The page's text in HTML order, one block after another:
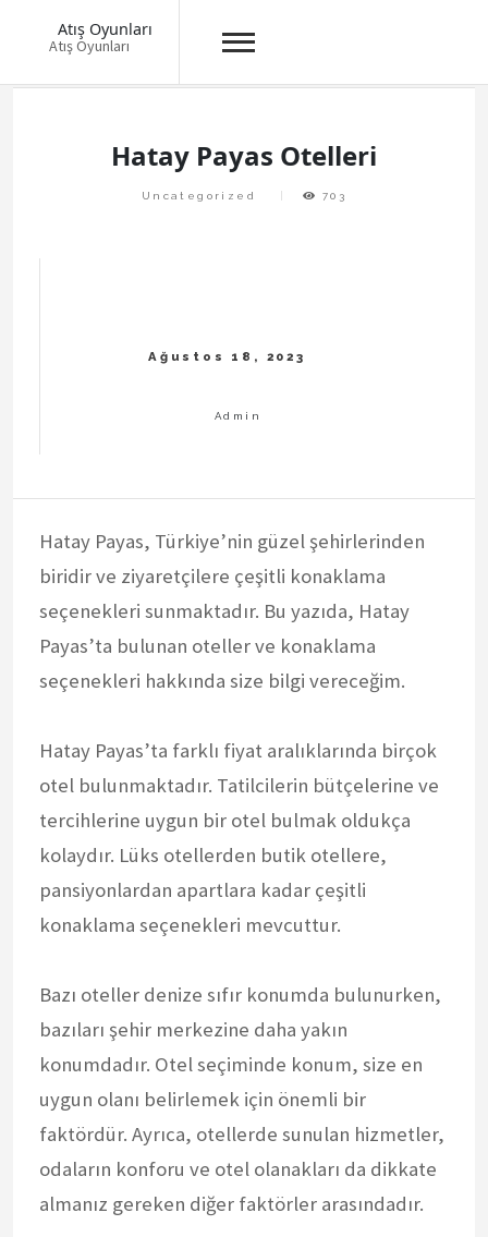
Atış Oyunları
Atış Oyunları
Hatay Payas Otelleri
Uncategorized 703
Hatay Payas, Türkiye’nin güzel şehirlerinden
biridir ve ziyaretçilere çeşitli konaklama
seçenekleri sunmaktadır. Bu yazıda, Hatay
Payas’ta bulunan oteller ve konaklama
seçenekleri hakkında size bilgi vereceğim.
Hatay Payas’ta farklı fiyat aralıklarında birçok
otel bulunmaktadır. Tatilcilerin bütçelerine ve
tercihlerine uygun bir otel bulmak oldukça
kolaydır. Lüks otellerden butik otellere,
pansiyonlardan apartlara kadar çeşitli
konaklama seçenekleri mevcuttur.
Bazı oteller denize sıfır konumda bulunurken,
bazıları şehir merkezine daha yakın
konumdadır. Otel seçiminde konum, size en
uygun olanı belirlemek için önemli bir
faktördür. Ayrıca, otellerde sunulan hizmetler,
odaların konforu ve otel olanakları da dikkate
almanız gereken diğer faktörler arasındadır.